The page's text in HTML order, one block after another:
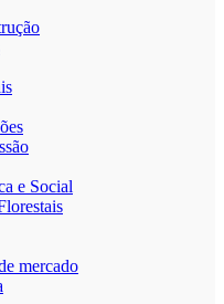
e Social
mercado